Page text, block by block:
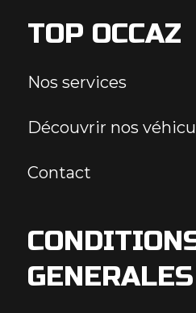
TOP OCCAZ
Nos services
Découvrir nos
Contact
GENERALES